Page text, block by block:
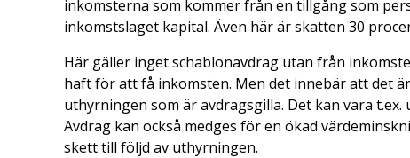
inkomsterna som kommer från en tillgång som
inkomstslaget kapital. Även här är skatten 30
Här gäller inget schablonavdrag utan från
haft för att få inkomsten. Men det innebär att det
uthyrningen som är avdragsgilla. Det kan vara
Avdrag kan också medges för en ökad
skett till följd av uthyrningen.